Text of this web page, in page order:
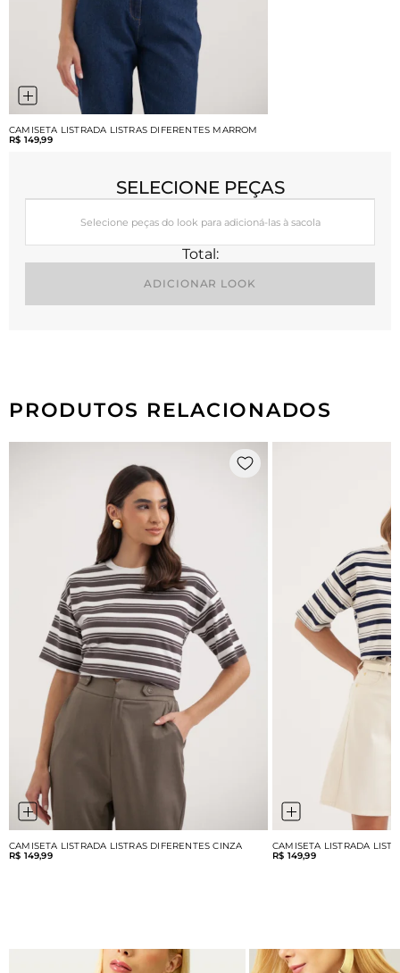
CAMISETA LISTRADA LISTRAS DIFERENTES MARROM
R$ 149,99
SELECIONE PEÇAS
Selecione peças do look para adicioná-las à sacola
Total:
ADICIONAR LOOK
PRODUTOS RELACIONADOS
CAMISETA LISTRADA LISTRAS DIFERENTES CINZA
R$ 149,99
CAMISETA LISTRADA
R$ 149,99